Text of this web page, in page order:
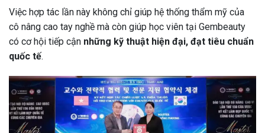
Việc hợp tác lần này không chỉ giúp hệ thống thẩm mỹ của
cô nâng cao tay nghề mà còn giúp học viên tại Gembeauty
có cơ hội tiếp cận những kỹ thuật hiện đại, đạt tiêu chuẩn
quốc tế.